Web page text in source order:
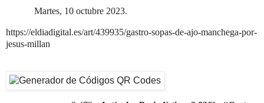
Martes, 10 octubre 2023.
https://eldiadigital.es/art/439935/gastro-sopas-de-ajo-manchega-por-
jesus-millan